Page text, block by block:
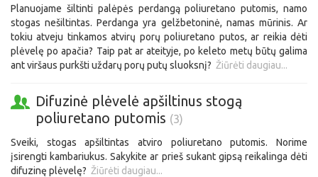
Planuojame šiltinti palėpės perdangą poliuretano putomis, namo
stogas nešiltintas. Perdanga yra gelžbetoninė, namas mūrinis. Ar
tokiu atveju tinkamos atvirų porų poliuretano putos, ar reikia dėti
plėvelę po apačia? Taip pat ar ateityje, po keleto metų būtų galima
ant viršaus purkšti uždarų porų putų sluoksnį? Žiūrėti daugiau...
Difuzinė plėvelė apšiltinus stogą
poliuretano putomis (3)
Sveiki, stogas apšiltintas atviro poliuretano putomis. Norime
įsirengti kambariukus. Sakykite ar prieš sukant gipsą reikalinga dėti
difuzinę plėvelę? Žiūrėti daugiau...